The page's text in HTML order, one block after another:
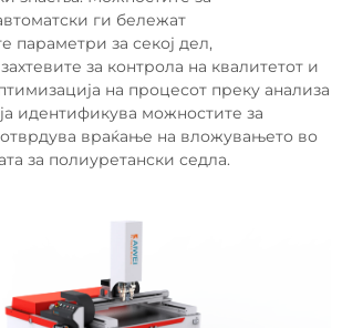
ги бележат
параметри за секој дел,
за контрола на квалитетот и
на процесот преку анализа
идентификува можностите за
враќање на вложувањето во
за полиуретански седла.